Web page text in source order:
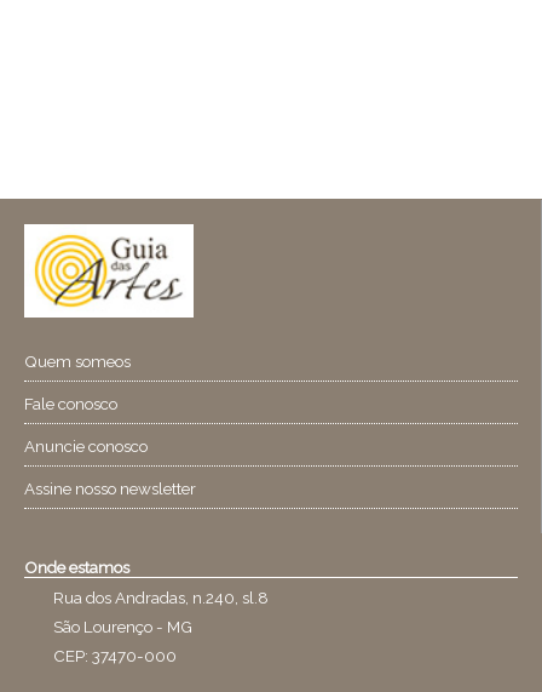
Quem someos
Fale conosco
Anuncie conosco
Assine nosso newsletter
Onde estamos
Rua dos Andradas, n.240, sl.8
São Lourenço - MG
CEP: 37470-000